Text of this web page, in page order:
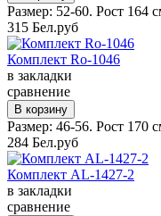
Размер: 52-60. Рост 164
315 Бел.руб
Комплект Ro-1046
в закладки
сравнение
Размер: 46-56. Рост 170
284 Бел.руб
Комплект AL-1427-2
в закладки
сравнение